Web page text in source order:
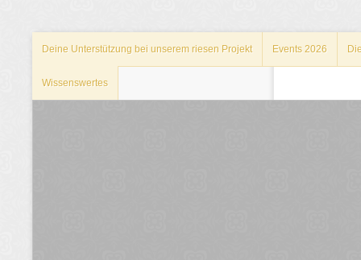
Deine Unterstützung bei unserem riesen Projekt Events 2026
Wissenswertes